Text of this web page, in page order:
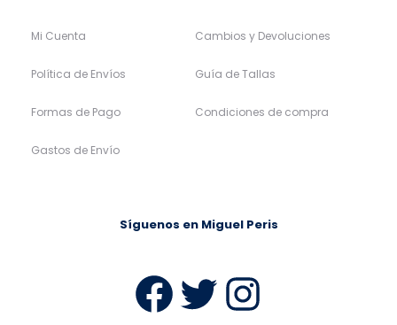
Mi Cuenta
Política de Envíos
Formas de Pago
Gastos de Envío
Cambios y Devoluciones
Guía de Tallas
Condiciones de compra
Síguenos en Miguel Peris
Facebook
Twitter